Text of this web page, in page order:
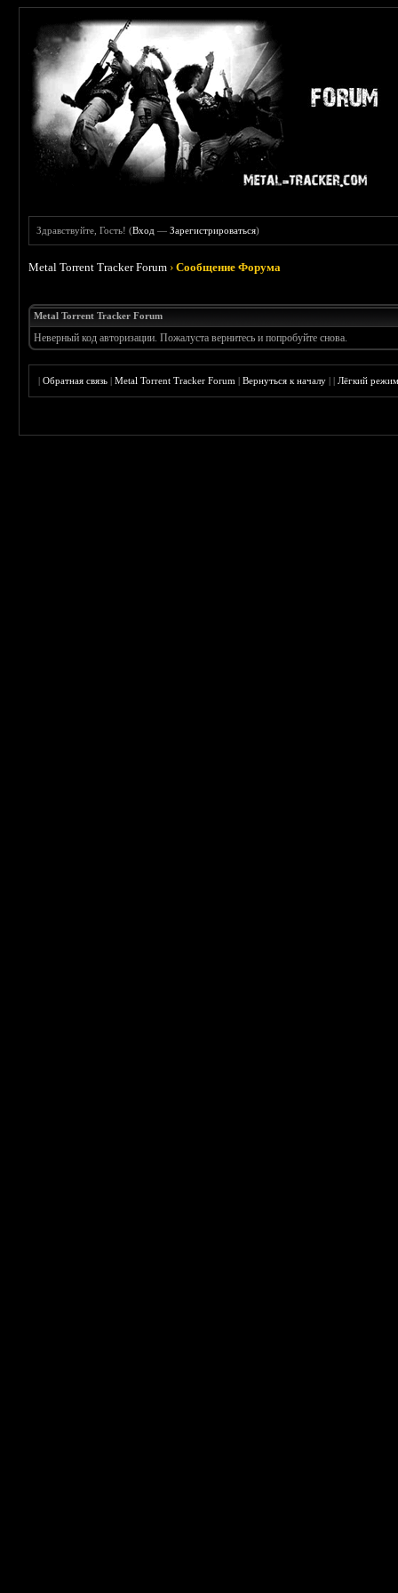
Здравствуйте, Гость! (Вход —Зарегистрироваться)
Metal Torrent Tracker Forum ›Сообщение Форума
Metal Torrent Tracker Forum
Неверный код авторизации. Пожалуста вернитесь и попробуйте снова.
|Обратная связь |Metal Torrent Tracker Forum |Вернуться к началу ||Лёгкий